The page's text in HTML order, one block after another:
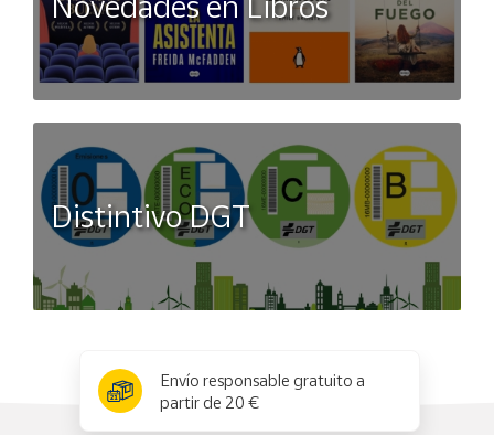
Distintivo DGT
Envío responsable gratuito a
partir de 20 €